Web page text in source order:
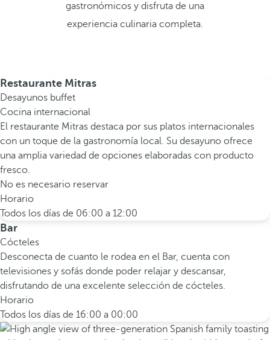
gastronómicos y disfruta de una
experiencia culinaria completa.
Restaurante Mitras
Desayunos buffet
Cocina internacional
El restaurante Mitras destaca por sus platos internacionales
con un toque de la gastronomía local. Su desayuno ofrece
una amplia variedad de opciones elaboradas con producto
fresco.
No es necesario reservar
Horario
Todos los días de 06:00 a 12:00
Bar
Cócteles
Desconecta de cuanto le rodea en el Bar, cuenta con
televisiones y sofás donde poder relajar y descansar,
disfrutando de una excelente selección de cócteles.
Horario
Todos los días de 16:00 a 00:00